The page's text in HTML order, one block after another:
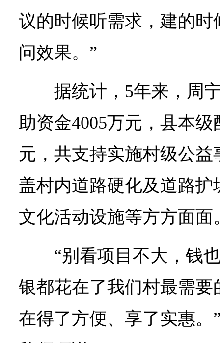
议的时候听需求，建的
问效果。”
据统计，5年来，周
助资金4005万元，县本级
元，共支持实施村级公益
盖村内道路硬化及道路
文化活动设施等方方面面
“别看项目不大，钱
银都花在了我们村最需
在得了方便、享了实惠。